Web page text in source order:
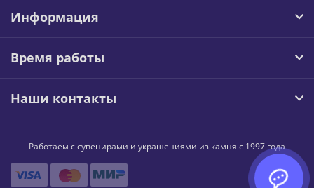
Информация
Время работы
Наши контакты
Работаем с сувенирами и украшениями из камня с 1997 года